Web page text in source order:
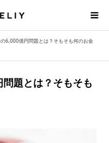
6,000億円問題とは？そもそも何のお金
題とは？そもそも